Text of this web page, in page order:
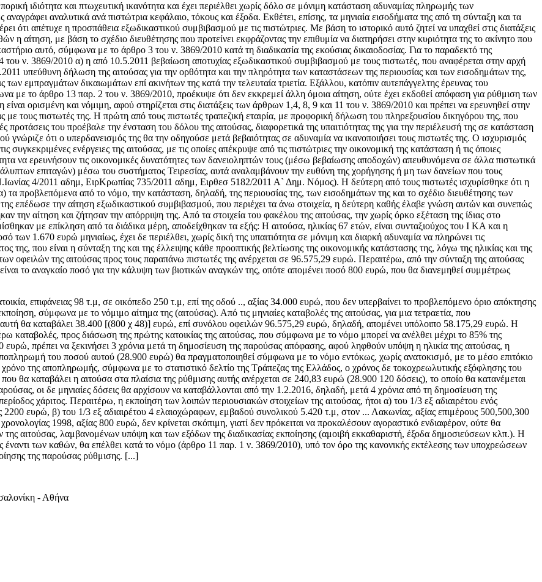
ιδιότητα και πτωχευτική ικανότητα και έχει περιέλθει χωρίς δόλο σε μόνιμη κατάσταση αδυναμίας πληρωμής των
αναλυτικά ανά πιστώτρια κεφάλαιο, τόκους και έξοδα. Εκθέτει, επίσης, τα μηνιαία εισοδήματα της από τη σύνταξη και τα
ότι απέτυχε η προσπάθεια εξωδικαστικού συμβιβασμού με τις πιστώτριες. Με βάση το ιστορικό αυτό ζητεί να υπαχθεί στις διατάξεις
η αίτηση, με βάση το σχέδιο διευθέτησης που προτείνει εκφράζοντας την επιθυμία να διατηρήσει στην κυριότητα της το ακίνητο που
αυτό, σύμφωνα με το άρθρο 3 του ν. 3869/2010 κατά τη διαδικασία της εκούσιας δικαιοδοσίας. Για το παραδεκτό της
ν. 3869/2010 α) η από 10.5.2011 βεβαίωση αποτυχίας εξωδικαστικού συμβιβασμού με τους πιστωτές, που αναφέρεται στην αρχή
υπεύθυνη δήλωση της αιτούσας για την ορθότητα και την πληρότητα των καταστάσεων της περιουσίας και των εισοδημάτων της,
εμπραγμάτων δικαιωμάτων επί ακινήτων της κατά την τελευταία τριετία. Εξάλλου, κατόπιν αυτεπάγγελτης έρευνας του
με το άρθρο 13 παρ. 2 του ν. 3869/2010, προέκυψε ότι δεν εκκρεμεί άλλη όμοια αίτηση, ούτε έχει εκδοθεί απόφαση για ρύθμιση των
ορισμένη και νόμιμη, αφού στηρίζεται στις διατάξεις των άρθρων 1,4, 8, 9 και 11 του ν. 3869/2010 και πρέπει να ερευνηθεί στην
με τους πιστωτές της. Η πρώτη από τους πιστωτές τραπεζική εταιρία, με προφορική δήλωση του πληρεξουσίου δικηγόρου της, που
του προέβαλε την ένσταση του δόλου της αιτούσας, διαφορετικά της υπαιτιότητας της για την περιέλευσή της σε κατάσταση
ότι ο υπερδανεισμός της θα την οδηγούσε μετά βεβαιότητας σε αδυναμία να ικανοποιήσει τους πιστωτές της. Ο ισχυρισμός
συγκεκριμένες ενέργειες της αιτούσας, με τις οποίες απέκρυψε από τις πιστώτριες την οικονομική της κατάσταση ή τις όποιες
να ερευνήσουν τις οικονομικές δυνατότητες των δανειοληπτών τους (μέσω βεβαίωσης αποδοχών) απευθυνόμενα σε άλλα πιστωτικά
επιταγών) μέσω του συστήματος Τειρεσίας, αυτά αναλαμβάνουν την ευθύνη της χορήγησης ή μη των δανείων που τους
4/2011 αδημ, ΕιρΚρωπίας 735/2011 αδημ, Ειρθεσ 5182/2011 Α` Δημ. Νόμος). Η δεύτερη από τους πιστωτές ισχυρίσθηκε ότι η
τα προβλεπόμενα από το νόμο, την κατάσταση, δηλαδή, της περιουσίας της, των εισοδημάτων της και το σχέδιο διευθέτησης των
επέδωσε την αίτηση εξωδικαστικού συμβιβασμού, που περιέχει τα άνω στοιχεία, η δεύτερη καθής έλαβε γνώση αυτών και συνεπώς
την αίτηση και ζήτησαν την απόρριψη της. Από τα στοιχεία του φακέλου της αιτούσας, την χωρίς όρκο εξέταση της ίδιας στο
με επίκληση από τα διάδικα μέρη, αποδείχθηκαν τα εξής: Η αιτούσα, ηλικίας 67 ετών, είναι συνταξιούχος του Ι ΚΑ και η
των 1.670 ευρώ μηνιαίως, έχει δε περιέλθει, χωρίς δική της υπαιτιότητα σε μόνιμη και διαρκή αδυναμία να πληρώνει τις
της, που είναι η σύνταξη της και της έλλειψης κάθε προοπτικής βελτίωσης της οικονομικής κατάστασης της, λόγω της ηλικίας και της
οφειλών της αιτούσας προς τους παραπάνω πιστωτές της ανέρχεται σε 96.575,29 ευρώ. Περαιτέρω, από την σύνταξη της αιτούσας
το αναγκαίο ποσό για την κάλυψη των βιοτικών αναγκών της, οπότε απομένει ποσό 800 ευρώ, που θα διανεμηθεί συμμέτρως
επιφάνειας 98 τ.μ, σε οικόπεδο 250 τ.μ, επί της οδού .., αξίας 34.000 ευρώ, που δεν υπερβαίνει το προβλεπόμενο όριο απόκτησης
σύμφωνα με το νόμιμο αίτημα της (αιτούσας). Από τις μηνιαίες καταβολές της αιτούσας, για μια τετραετία, που
θα καταβάλει 38.400 [(800 χ 48)] ευρώ, επί συνόλου οφειλών 96.575,29 ευρώ, δηλαδή, απομένει υπόλοιπο 58.175,29 ευρώ. Η
καταβολές, προς διάσωση της πρώτης κατοικίας της αιτούσας, που σύμφωνα με το νόμο μπορεί να ανέλθει μέχρι το 85% της
πρέπει να ξεκινήσει 3 χρόνια μετά τη δημοσίευση της παρούσας απόφασης, αφού ληφθούν υπόψη η ηλικία της αιτούσας, η
του ποσού αυτού (28.900 ευρώ) θα πραγματοποιηθεί σύμφωνα με το νόμο εντόκως, χωρίς ανατοκισμό, με το μέσο επιτόκιο
της αποπληρωμής, σύμφωνα με το στατιστικό δελτίο της Τράπεζας της Ελλάδος, ο χρόνος δε τοκοχρεωλυτικής εξόφλησης του
θα καταβάλει η αιτούσα στα πλαίσια της ρύθμισης αυτής ανέρχεται σε 240,83 ευρώ (28.900 120 δόσεις), το οποίο θα κατανέμεται
οι δε μηνιαίες δόσεις θα αρχίσουν να καταβάλλονται από την 1.2.2016, δηλαδή, μετά 4 χρόνια από τη δημοσίευση της
χάριτος. Περαιτέρω, η εκποίηση των λοιπών περιουσιακών στοιχείων της αιτούσας, ήτοι α) του 1/3 εξ αδιαιρέτου ενός
ευρώ, β) του 1/3 εξ αδιαιρέτου 4 ελαιοχώραφων, εμβαδού συνολικού 5.420 τ.μ, στον ... Λακωνίας, αξίας επιμέρους 500,500,300
1998, αξίας 800 ευρώ, δεν κρίνεται σκόπιμη, γιατί δεν πρόκειται να προκαλέσουν αγοραστικό ενδιαφέρον, ούτε θα
της αιτούσας, λαμβανομένων υπόψη και των εξόδων της διαδικασίας εκποίησης (αμοιβή εκκαθαριστή, έξοδα δημοσιεύσεων κλπ.). Η
έναντι των καθών, θα επέλθει κατά το νόμο (άρθρο 11 παρ. 1 ν. 3869/2010), υπό τον όρο της κανονικής εκτέλεσης των υποχρεώσεων
της παρούσας ρύθμισης. [...]
- Αθήνα